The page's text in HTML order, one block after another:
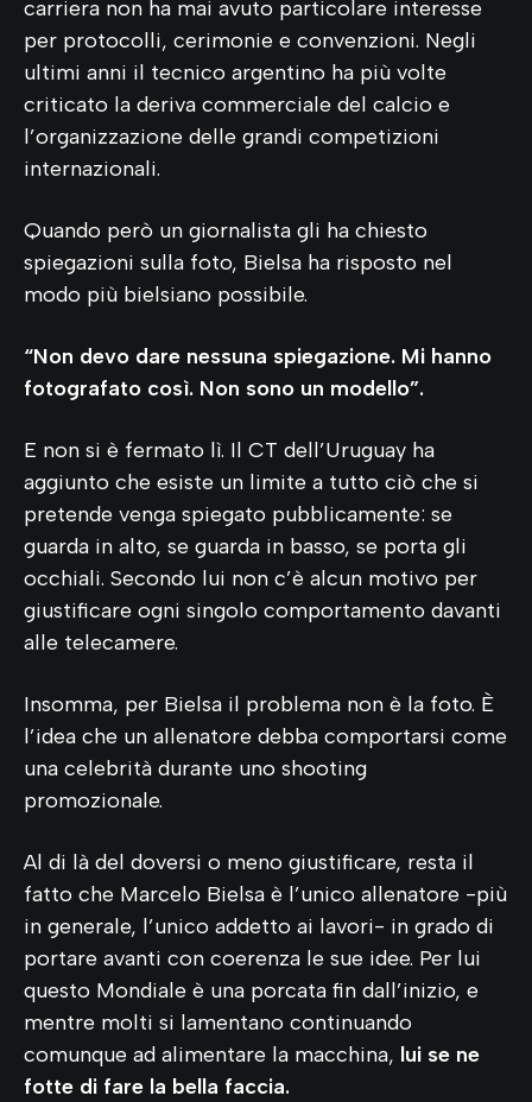
carriera non ha mai avuto particolare interesse
per protocolli, cerimonie e convenzioni. Negli
ultimi anni il tecnico argentino ha più volte
criticato la deriva commerciale del calcio e
l’organizzazione delle grandi competizioni
internazionali.
Quando però un giornalista gli ha chiesto
spiegazioni sulla foto, Bielsa ha risposto nel
modo più bielsiano possibile.
“Non devo dare nessuna spiegazione. Mi hanno
fotografato così. Non sono un modello”.
E non si è fermato lì. Il CT dell’Uruguay ha
aggiunto che esiste un limite a tutto ciò che si
pretende venga spiegato pubblicamente: se
guarda in alto, se guarda in basso, se porta gli
occhiali. Secondo lui non c’è alcun motivo per
giustificare ogni singolo comportamento davanti
alle telecamere.
Insomma, per Bielsa il problema non è la foto. È
l’idea che un allenatore debba comportarsi come
una celebrità durante uno shooting
promozionale.
Al di là del doversi o meno giustificare, resta il
fatto che Marcelo Bielsa è l’unico allenatore -più
in generale, l’unico addetto ai lavori- in grado di
portare avanti con coerenza le sue idee. Per lui
questo Mondiale è una porcata fin dall’inizio, e
mentre molti si lamentano continuando
comunque ad alimentare la macchina, lui se ne
fotte di fare la bella faccia.